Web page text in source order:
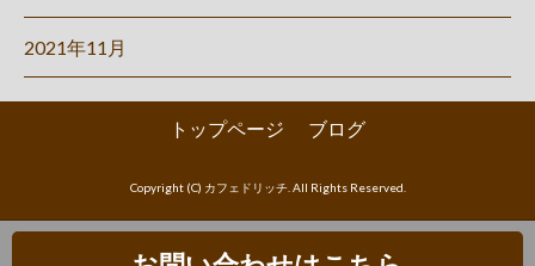
2021年11月
トップページ ブログ
Copyright (C) カフェドリッチ. All Rights Reserved.